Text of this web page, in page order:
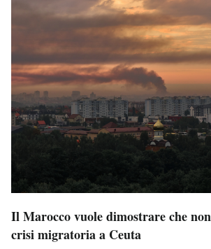
Il Marocco vuole dimostrare che
crisi migratoria a Ceuta